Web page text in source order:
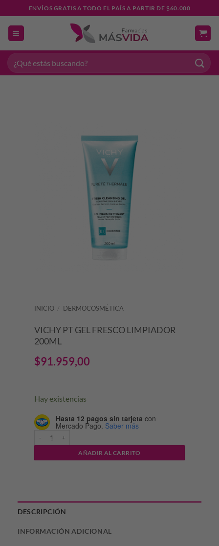
al
contenido
ENVÍOS GRATIS A TODO EL PAÍS A PARTIR DE $60.000
Buscar
por:
INICIO / DERMOCOSMÉTICA
VICHY PT GEL FRESCO LIMPIADOR
200ML
$91.959,00
Hay existencias
Hasta 12 pagos sin tarjeta con
Mercado Pago. Saber más
AÑADIR AL CARRITO
DESCRIPCIÓN
INFORMACIÓN ADICIONAL